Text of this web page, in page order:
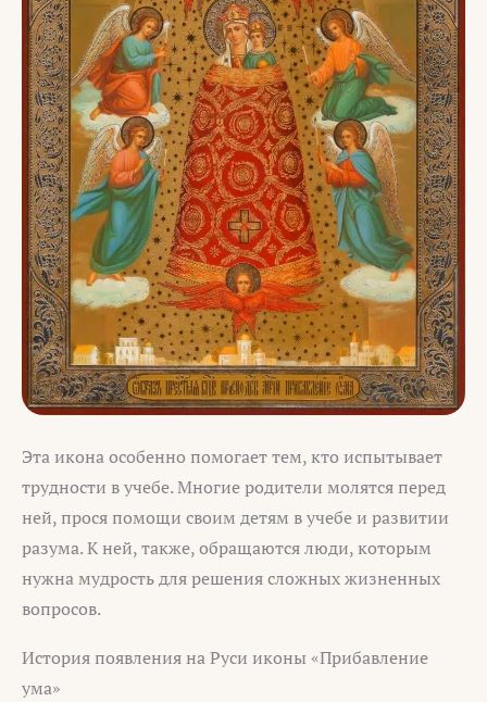
Эта икона особенно помогает тем, кто испытывает
трудности в учебе. Многие родители молятся перед
ней, прося помощи своим детям в учебе и развитии
разума. К ней, также, обращаются люди, которым
нужна мудрость для решения сложных жизненных
вопросов.
История появления на Руси иконы «Прибавление
ума»